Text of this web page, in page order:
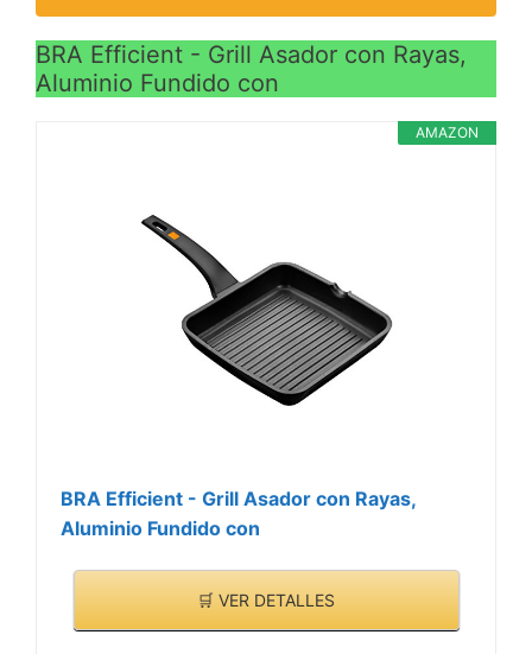
BRA Efficient - Grill Asador con Rayas,
Aluminio Fundido con
AMAZON
BRA Efficient - Grill Asador con Rayas,
Aluminio Fundido con
🛒 VER DETALLES